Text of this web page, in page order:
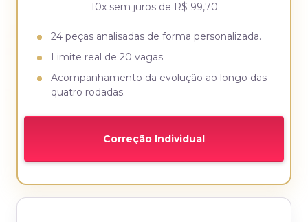
10x sem juros de R$ 99,70
24 peças analisadas de forma personalizada.
Limite real de 20 vagas.
Acompanhamento da evolução ao longo das
quatro rodadas.
Correção Individual